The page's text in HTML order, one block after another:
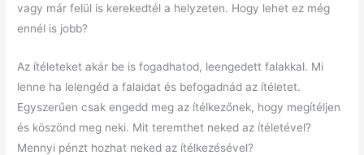
vagy már felül is kerekedtél a helyzeten. Hogy lehet ez még
ennél is jobb?
Az ítéleteket akár be is fogadhatod, leengedett falakkal. Mi
lenne ha lelengéd a falaidat és befogadnád az ítéletet.
Egyszerűen csak engedd meg az ítélkezőnek, hogy megítéljen
és köszönd meg neki. Mit teremthet neked az ítéletével?
Mennyi pénzt hozhat neked az ítélkezésével?